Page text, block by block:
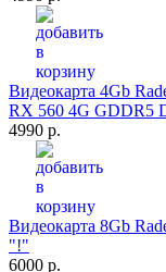
Видеокарта 4Gb
RX 560 4G GDDR5
4990 р.
Видеокарта 8Gb
"!"
6000 р.